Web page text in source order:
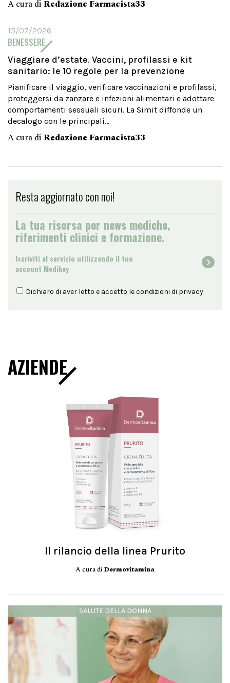
A cura di Redazione Farmacista33
15/07/2026
BENESSERE
Viaggiare d’estate. Vaccini, profilassi e kit
sanitario: le 10 regole per la prevenzione
Pianificare il viaggio, verificare vaccinazioni e profilassi,
proteggersi da zanzare e infezioni alimentari e adottare
comportamenti sessuali sicuri. La Simit diffonde un
decalogo con le principali...
A cura di Redazione Farmacista33
Resta aggiornato con noi!
La tua risorsa per news mediche,
riferimenti clinici e formazione.
Iscriviti al servizio utilizzando il tuo
account Medikey
Dichiaro di aver letto e accetto le condizioni di privacy
AZIENDE
Il rilancio della linea Prurito
A cura di Dermovitamina
SALUTE DELLA DONNA